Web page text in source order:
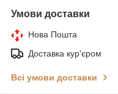
Умови доставки
Нова Пошта
Доставка кур'єром
Всі умови доставки